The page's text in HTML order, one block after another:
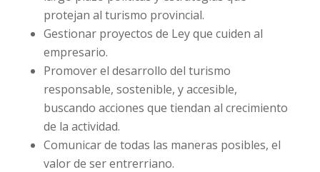
protejan al turismo provincial.
Gestionar proyectos de Ley que cuiden al
empresario.
Promover el desarrollo del turismo
responsable, sostenible, y accesible,
buscando acciones que tiendan al crecimiento
de la actividad.
Comunicar de todas las maneras posibles, el
valor de ser entrerriano.